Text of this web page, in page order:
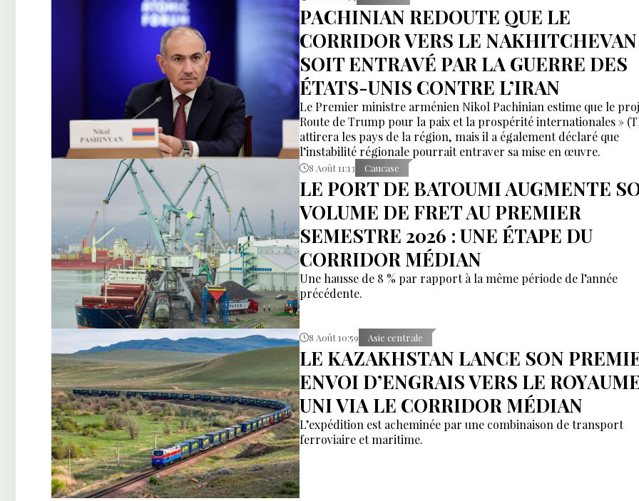
PACHINIAN REDOUTE QUE LE
CORRIDOR VERS LE
SOIT ENTRAVÉ PAR LA GUERRE DES
ÉTATS-UNIS CONTRE L’IRAN
Le Premier ministre arménien Nikol Pachinian estime que le
Route de Trump pour la paix et la prospérité internationales »
attirera les pays de la région, mais il a également déclaré que
l’instabilité régionale pourrait entraver sa mise en œuvre.
8 Août 11:13 Caucase
LE PORT DE BATOUMI AUGMENTE
VOLUME DE FRET AU PREMIER
SEMESTRE 2026 : UNE ÉTAPE DU
CORRIDOR MÉDIAN
Une hausse de 8 % par rapport à la même période de l’année
précédente.
8 Août 10:59 Asie centrale
LE KAZAKHSTAN LANCE SON
ENVOI D’ENGRAIS VERS LE
UNI VIA LE CORRIDOR MÉDIAN
L’expédition est acheminée par une combinaison de transport
ferroviaire et maritime.